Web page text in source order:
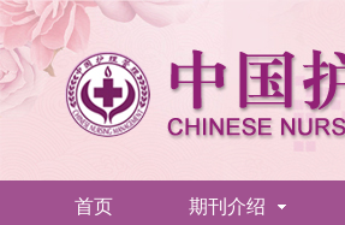
首页 期刊介绍